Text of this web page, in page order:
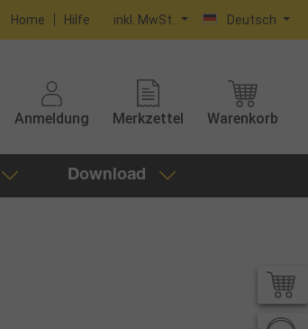
Home Hilfe inkl. MwSt. Deutsch
Anmeldung Merkzettel Warenkorb
Download